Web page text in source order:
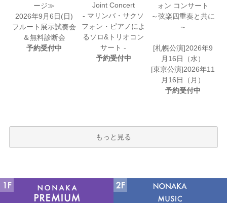
ージ≫
2026年9月6日(日)
フルート展示試奏会
＆無料診断会
予約受付中
Joint Concert
- マリンバ・サクソ
フォン・ピアノによ
るソロ&トリオコン
サート -
予約受付中
ォン コンサート
～弦楽四重奏と共に
～
[札幌公演]2026年9
月16日（水）
[東京公演]2026年11
月16日（月）
予約受付中
もっと見る